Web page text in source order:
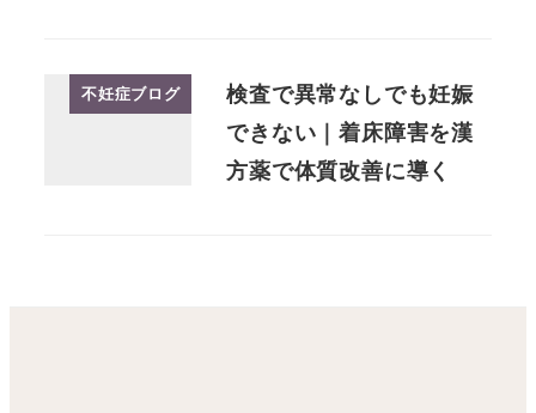
不妊症ブログ
検査で異常なしでも妊娠
できない｜着床障害を漢
方薬で体質改善に導く